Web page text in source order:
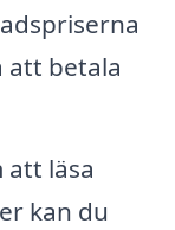
att betala
att läsa
kan du